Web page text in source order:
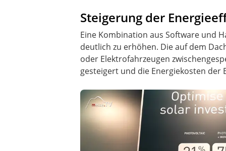
Steigerung der
Eine Kombination aus Software und
deutlich zu erhöhen. Die auf dem
oder Elektrofahrzeugen
gesteigert und die Energiekosten